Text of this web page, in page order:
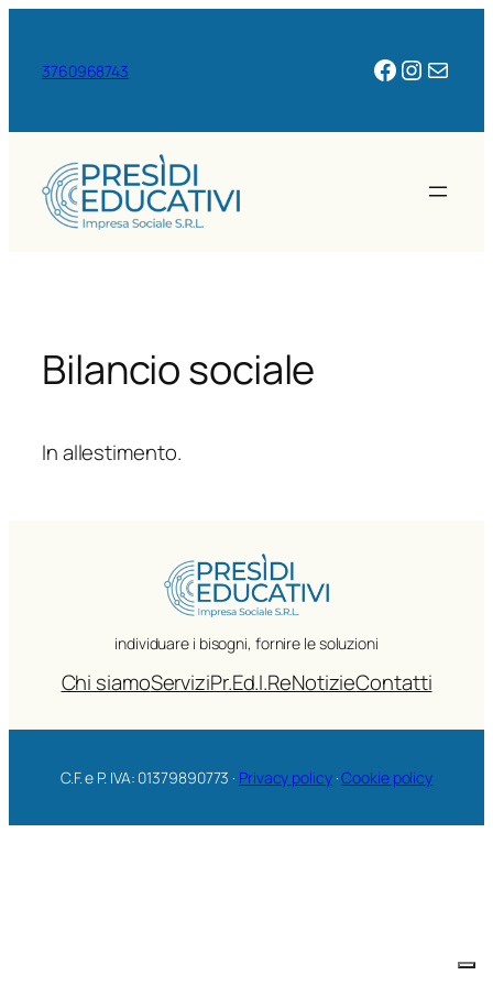
contenuto
3760968743 Facebook
Email
Bilancio sociale
In allestimento.
individuare i bisogni, fornire le soluzioni
Chi siamoServiziPr.Ed.I.ReNotizieContatti
C.F. e P. IVA: 01379890773 · Privacy policy·Cookie policy